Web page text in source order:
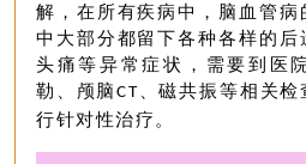
解，在所有疾病中，脑血管病
中大部分都留下各种各样的后
头痛等异常症状，需要到医
勒、 颅脑CT 、磁共振等相关
行针对性治疗。